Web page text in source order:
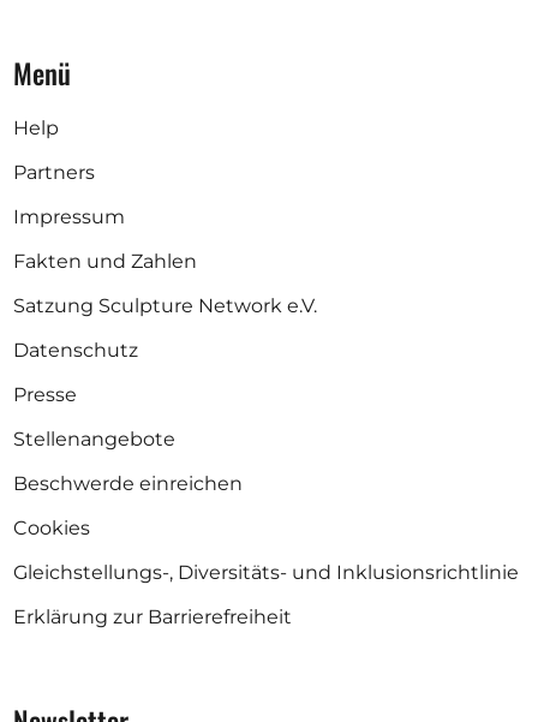
Menü
Help
Partners
Impressum
Fakten und Zahlen
Satzung Sculpture Network e.V.
Datenschutz
Presse
Stellenangebote
Beschwerde einreichen
Cookies
Gleichstellungs-, Diversitäts- und Inklusionsrichtlinie
Erklärung zur Barrierefreiheit